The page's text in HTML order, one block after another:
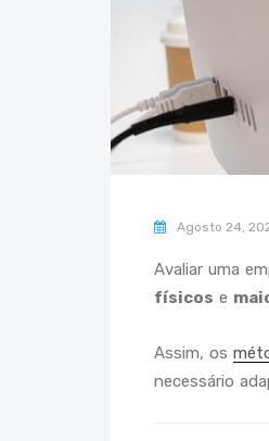
Agosto 24,
Avaliar uma
físicos e
Assim, os
necessário